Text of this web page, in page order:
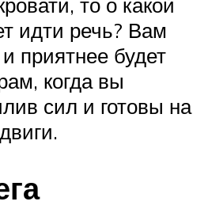
идти речь? Вам
приятнее будет
когда вы
сил и готовы на